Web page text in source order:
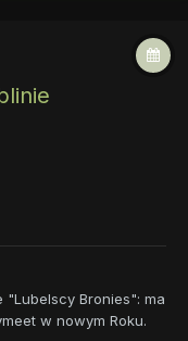
"Lubelscy Bronies": ma
w nowym Roku.